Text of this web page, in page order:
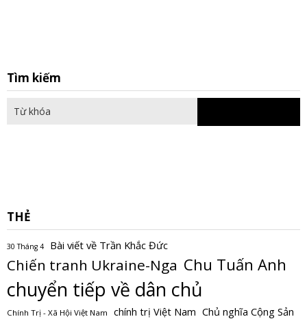
Tìm kiếm
THẺ
30 Tháng 4 Bài viết về Trần Khắc Đức
Chiến tranh Ukraine-Nga Chu Tuấn Anh
chuyển tiếp về dân chủ
Chính Trị - Xã Hội Việt Nam chính trị Việt Nam Chủ nghĩa Cộng Sản